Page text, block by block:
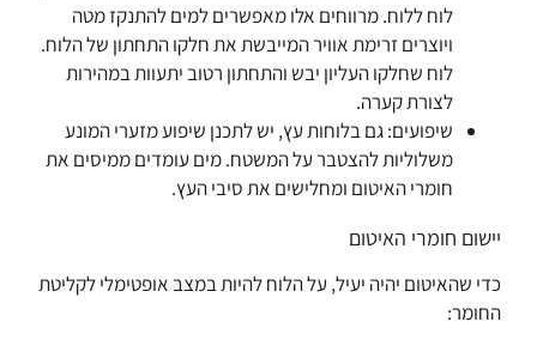
לוח ללוח. מרווחים אלו מאפשרים למים להתנקז מטה
ויוצרים זרימת אוויר המייבשת את חלקו התחתון של הלוח.
לוח שחלקו העליון יבש והתחתון רטוב יתעוות במהירות
לצורת קערה.
שיפועים: גם בלוחות עץ, יש לתכנן שיפוע מזערי המונע
משלוליות להצטבר על המשטח. מים עומדים ממיסים את
חומרי האיטום ומחלישים את סיבי העץ.
יישום חומרי האיטום
כדי שהאיטום יהיה יעיל, על הלוח להיות במצב אופטימלי לקליטת
החומר: